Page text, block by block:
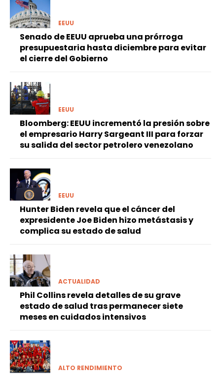
EEUU
Senado de EEUU aprueba una prórroga
presupuestaria hasta diciembre para evitar
el cierre del Gobierno
EEUU
Bloomberg: EEUU incrementó la presión sobre
el empresario Harry Sargeant III para forzar
su salida del sector petrolero venezolano
EEUU
Hunter Biden revela que el cáncer del
expresidente Joe Biden hizo metástasis y
complica su estado de salud
ACTUALIDAD
Phil Collins revela detalles de su grave
estado de salud tras permanecer siete
meses en cuidados intensivos
ALTO RENDIMIENTO